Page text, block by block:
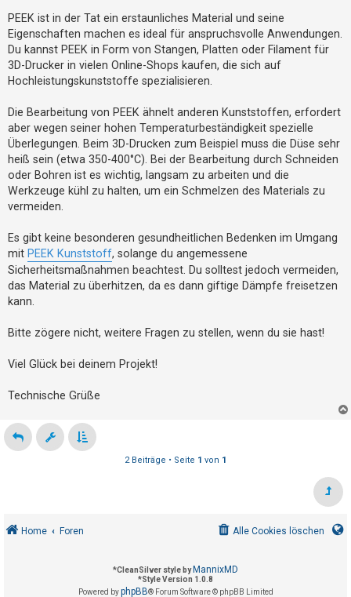
e
m
e
n
A
k
t
i
v
T
h
e
m
n
u
c
h
A
a
g
PEEK ist in der Tat ein erstaunliches Material und seine
Eigenschaften machen es ideal für anspruchsvolle Anwendungen.
Du kannst PEEK in Form von Stangen, Platten oder Filament für
3D-Drucker in vielen Online-Shops kaufen, die sich auf
Hochleistungskunststoffe spezialisieren.
Die Bearbeitung von PEEK ähnelt anderen Kunststoffen, erfordert
aber wegen seiner hohen Temperaturbeständigkeit spezielle
Überlegungen. Beim 3D-Drucken zum Beispiel muss die Düse sehr
heiß sein (etwa 350-400°C). Bei der Bearbeitung durch Schneiden
oder Bohren ist es wichtig, langsam zu arbeiten und die
Werkzeuge kühl zu halten, um ein Schmelzen des Materials zu
vermeiden.
Es gibt keine besonderen gesundheitlichen Bedenken im Umgang
mit PEEK Kunststoff, solange du angemessene
Sicherheitsmaßnahmen beachtest. Du solltest jedoch vermeiden,
das Material zu überhitzen, da es dann giftige Dämpfe freisetzen
kann.
Bitte zögere nicht, weitere Fragen zu stellen, wenn du sie hast!
Viel Glück bei deinem Projekt!
Technische Grüße
2 Beiträge • Seite 1 von 1
Home Foren Alle Cookies löschen
*CleanSilver style by MannixMD
*Style Version 1.0.8
Powered byphpBB® Forum Software © phpBB Limited